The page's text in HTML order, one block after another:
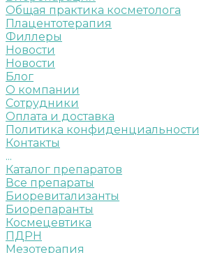
Общая практика косметолога
Плацентотерапия
Филлеры
Новости
Новости
Блог
О компании
Сотрудники
Оплата и доставка
Политика конфиденциальности
Контакты
...
Каталог препаратов
Все препараты
Биоревитализанты
Биорепаранты
Космецевтика
ПДРН
Мезотерапия